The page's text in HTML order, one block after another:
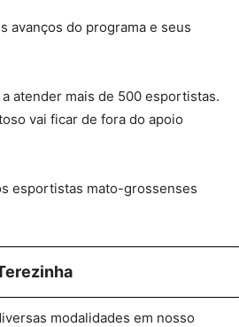
avanços do programa e seus
atender mais de 500 esportistas.
vai ficar de fora do apoio
esportistas mato-grossenses
modalidades em nosso